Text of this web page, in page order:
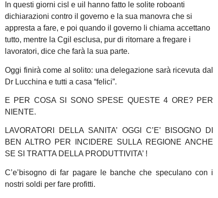
In questi giorni cisl e uil hanno fatto le solite roboanti
dichiarazioni contro il governo e la sua manovra che si
appresta a fare, e poi quando il governo li chiama accettano
tutto, mentre la Cgil esclusa, pur di ritornare a fregare i
lavoratori, dice che farà la sua parte.
Oggi finirà come al solito: una delegazione sarà ricevuta dal
Dr Lucchina e tutti a casa “felici”.
E PER COSA SI SONO SPESE QUESTE 4 ORE? PER
NIENTE.
LAVORATORI DELLA SANITA’ OGGI C’E’ BISOGNO DI
BEN ALTRO PER INCIDERE SULLA REGIONE ANCHE
SE SI TRATTA DELLA PRODUTTIVITA’ !
C’e’bisogno di far pagare le banche che speculano con i
nostri soldi per fare profitti.